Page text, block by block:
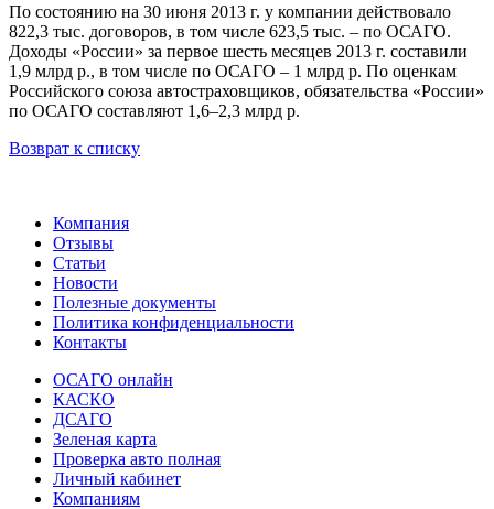
По состоянию на 30 июня 2013 г. у компании действовало
822,3 тыс. договоров, в том числе 623,5 тыс. – по ОСАГО.
Доходы «России» за первое шесть месяцев 2013 г. составили
1,9 млрд р., в том числе по ОСАГО – 1 млрд р. По оценкам
Российского союза автостраховщиков, обязательства «России»
по ОСАГО составляют 1,6–2,3 млрд р.
Возврат к списку
Компания
Отзывы
Статьи
Новости
Полезные документы
Политика конфиденциальности
Контакты
ОСАГО онлайн
КАСКО
ДСАГО
Зеленая карта
Проверка авто полная
Личный кабинет
Компаниям